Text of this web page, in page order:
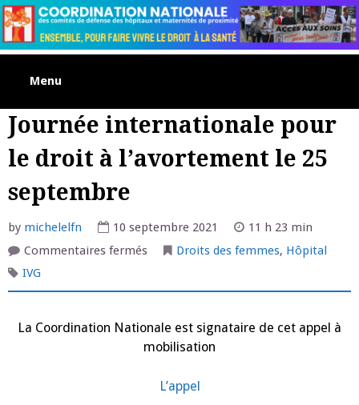
Skip
to
content
Menu
Journée internationale pour
le droit à l’avortement le 25
septembre
by michelelfn 10 septembre 2021
11 h 23 min
Commentaires ferméssur
le
l’avortement
25
Droits des femmes, Hôpital
IVG
La Coordination Nationale est signataire de cet appel à
mobilisation
L’appel